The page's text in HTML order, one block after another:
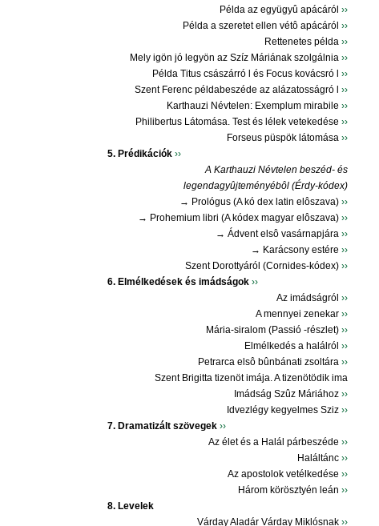
Példa az együgyû apácáról››
Példa a szeretet ellen vétô apácáról››
Rettenetes példa››
Mely igön jó legyön az Szíz Máriának szolgálnia››
Példa Titus császárró l és Focus kovácsró l››
Szent Ferenc példabeszéde az alázatosságró l››
Karthauzi Névtelen: Exemplum mirabile››
Philibertus Látomása. Test és lélek vetekedése››
Forseus püspök látomása››
5. Prédikációk››
A Karthauzi Névtelen beszéd- és
legendagyûjteményébôl (Érdy-kódex)
→ Prológus (A kó dex latin elôszava)››
→ Prohemium libri (A kódex magyar elôszava)››
→ Ádvent elsô vasárnapjára››
→ Karácsony estére››
Szent Dorottyáról (Cornides-kódex)››
6. Elmélkedések és imádságok››
Az imádságról››
A mennyei zenekar››
Mária-siralom (Passió -részlet)››
Elmélkedés a halálról››
Petrarca elsô bûnbánati zsoltára››
Szent Brigitta tizenöt imája. A tizenötödik ima
Imádság Szûz Máriához››
Idvezlégy kegyelmes Sziz››
7. Dramatizált szövegek››
Az élet és a Halál párbeszéde››
Haláltánc››
Az apostolok vetélkedése››
Három körösztyén leán››
8. Levelek
Várday Aladár Várday Miklósnak››